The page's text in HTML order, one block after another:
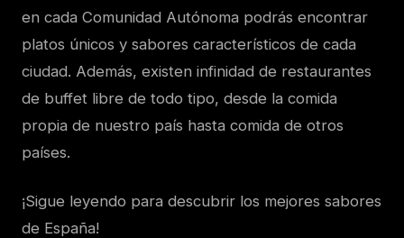
en cada Comunidad Autónoma podrás encontrar
platos únicos y sabores característicos de cada
ciudad. Además, existen infinidad de restaurantes
de buffet libre de todo tipo, desde la comida
propia de nuestro país hasta comida de otros
países.
¡Sigue leyendo para descubrir los mejores sabores
de España!